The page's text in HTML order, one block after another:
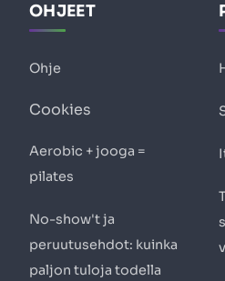
OHJEET
Ohje
Cookies
Aerobic + jooga =
pilates
No-show't ja
peruutusehdot: kuinka
paljon tuloja todella